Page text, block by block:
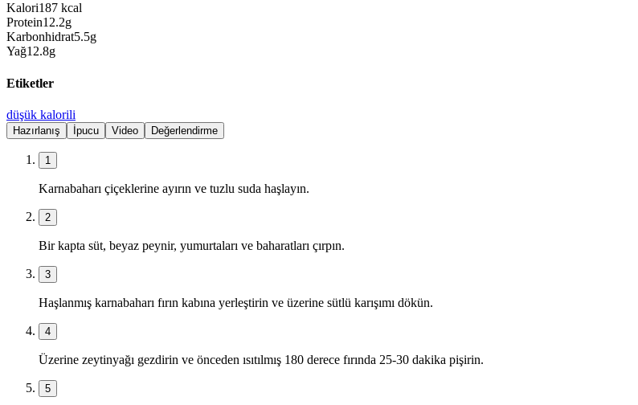
Kalori187 kcal
Protein12.2g
Karbonhidrat5.5g
Yağ12.8g
Etiketler
düşük kalorili
Hazırlanış İpucu Video Değerlendirme
1
Karnabaharı çiçeklerine ayırın ve tuzlu suda haşlayın.
2
Bir kapta süt, beyaz peynir, yumurtaları ve baharatları çırpın.
3
Haşlanmış karnabaharı fırın kabına yerleştirin ve üzerine sütlü karışımı dökün.
4
Üzerine zeytinyağı gezdirin ve önceden ısıtılmış 180 derece fırında 25-30 dakika pişirin.
5